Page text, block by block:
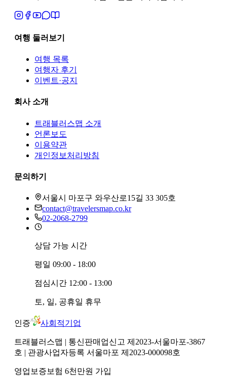
여행 둘러보기
여행 목록
여행자 후기
이벤트·공지
회사 소개
트래블러스맵 소개
언론보도
이용약관
개인정보처리방침
문의하기
서울시 마포구 와우산로15길 33 305호
contact@travelersmap.co.kr
02-2068-2799
상담 가능 시간
평일 09:00 - 18:00
점심시간 12:00 - 13:00
토, 일, 공휴일 휴무
인증 사회적기업
트래블러스맵 | 통신판매업신고 제2023-서울마포-3867
호 | 관광사업자등록 서울마포 제2023-000098호
영업보증보험 6천만원 가입